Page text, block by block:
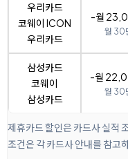
우리카드
코웨이 ICON
우리카드
-월
월 30
삼성카드
코웨이
삼성카드
-월
월 30
제휴카드 할인은 카드사 실적
조건은 각 카드사 안내를 참고